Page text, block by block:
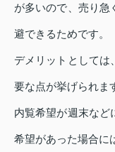
が多いので、売り急
避できるためです。
デメリットとしては
要な点が挙げられま
内覧希望が週末など
希望があった場合に